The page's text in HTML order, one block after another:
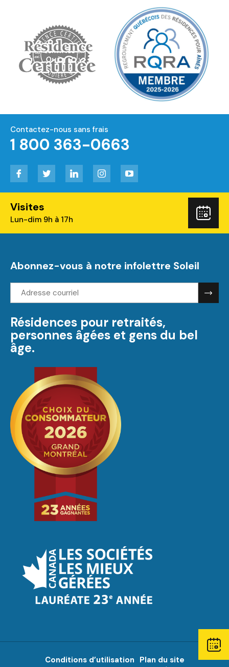
contact
window.
Contactez-nous sans frais
1 800 363-0663
Facebook Twitter LinkedIn Instagram YouTube
Visites
Lun-dim 9h à 17h
Abonnez-vous à notre infolettre Soleil
Adresse
courriel:
Résidences pour retraités,
personnes âgées et gens du bel
âge.
Conditions d’utilisation Plan du site